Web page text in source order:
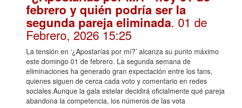
febrero y quién podría ser la
segunda pareja eliminada. 01 de
Febrero, 2026 15:25
La tensión en ‘¿Apostarías por mí?’ alcanza su punto máximo
este domingo 01 de febrero. La segunda semana de
eliminaciones ha generado gran expectación entre los fans,
quienes siguen de cerca cada voto y comentario en redes
sociales.Aunque la gala estelar decidirá oficialmente qué pareja
abandona la competencia, los números de las vota